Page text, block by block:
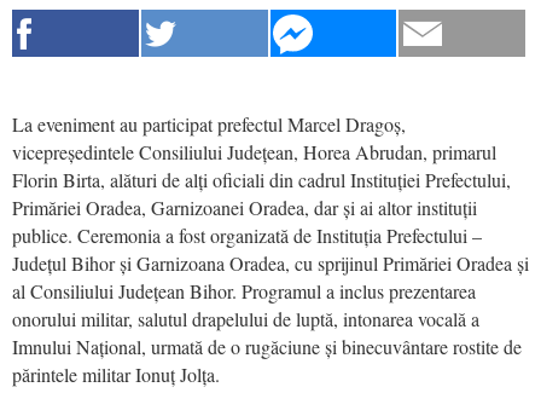
La eveniment au participat prefectul Marcel Dragoș,
vicepreședintele Consiliului Județean, Horea Abrudan, primarul
Florin Birta, alături de alți oficiali din cadrul Instituției Prefectului,
Primăriei Oradea, Garnizoanei Oradea, dar și ai altor instituții
publice. Ceremonia a fost organizată de Instituția Prefectului –
Județul Bihor și Garnizoana Oradea, cu sprijinul Primăriei Oradea și
al Consiliului Județean Bihor. Programul a inclus prezentarea
onorului militar, salutul drapelului de luptă, intonarea vocală a
Imnului Național, urmată de o rugăciune și binecuvântare rostite de
părintele militar Ionuț Jolța.